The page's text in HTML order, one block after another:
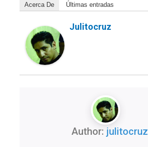
Acerca De Últimas entradas
Julitocruz
Author: julitocruz